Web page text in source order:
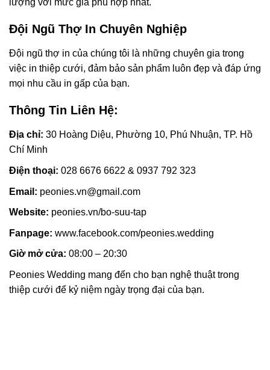
lượng với mức giá phù hợp nhất.
Đội Ngũ Thợ In Chuyên Nghiệp
Đội ngũ thợ in của chúng tôi là những chuyên gia trong
việc in thiệp cưới, đảm bảo sản phẩm luôn đẹp và đáp ứng
mọi nhu cầu in gấp của bạn.
Thông Tin Liên Hệ:
Địa chỉ: 30 Hoàng Diệu, Phường 10, Phú Nhuận, TP. Hồ
Chí Minh
Điện thoại: 028 6676 6622 & 0937 792 323
Email: peonies.vn@gmail.com
Website: peonies.vn/bo-suu-tap
Fanpage: www.facebook.com/peonies.wedding
Giờ mở cửa: 08:00 – 20:30
Peonies Wedding mang đến cho bạn nghệ thuật trong
thiệp cưới để kỷ niệm ngày trọng đại của bạn.